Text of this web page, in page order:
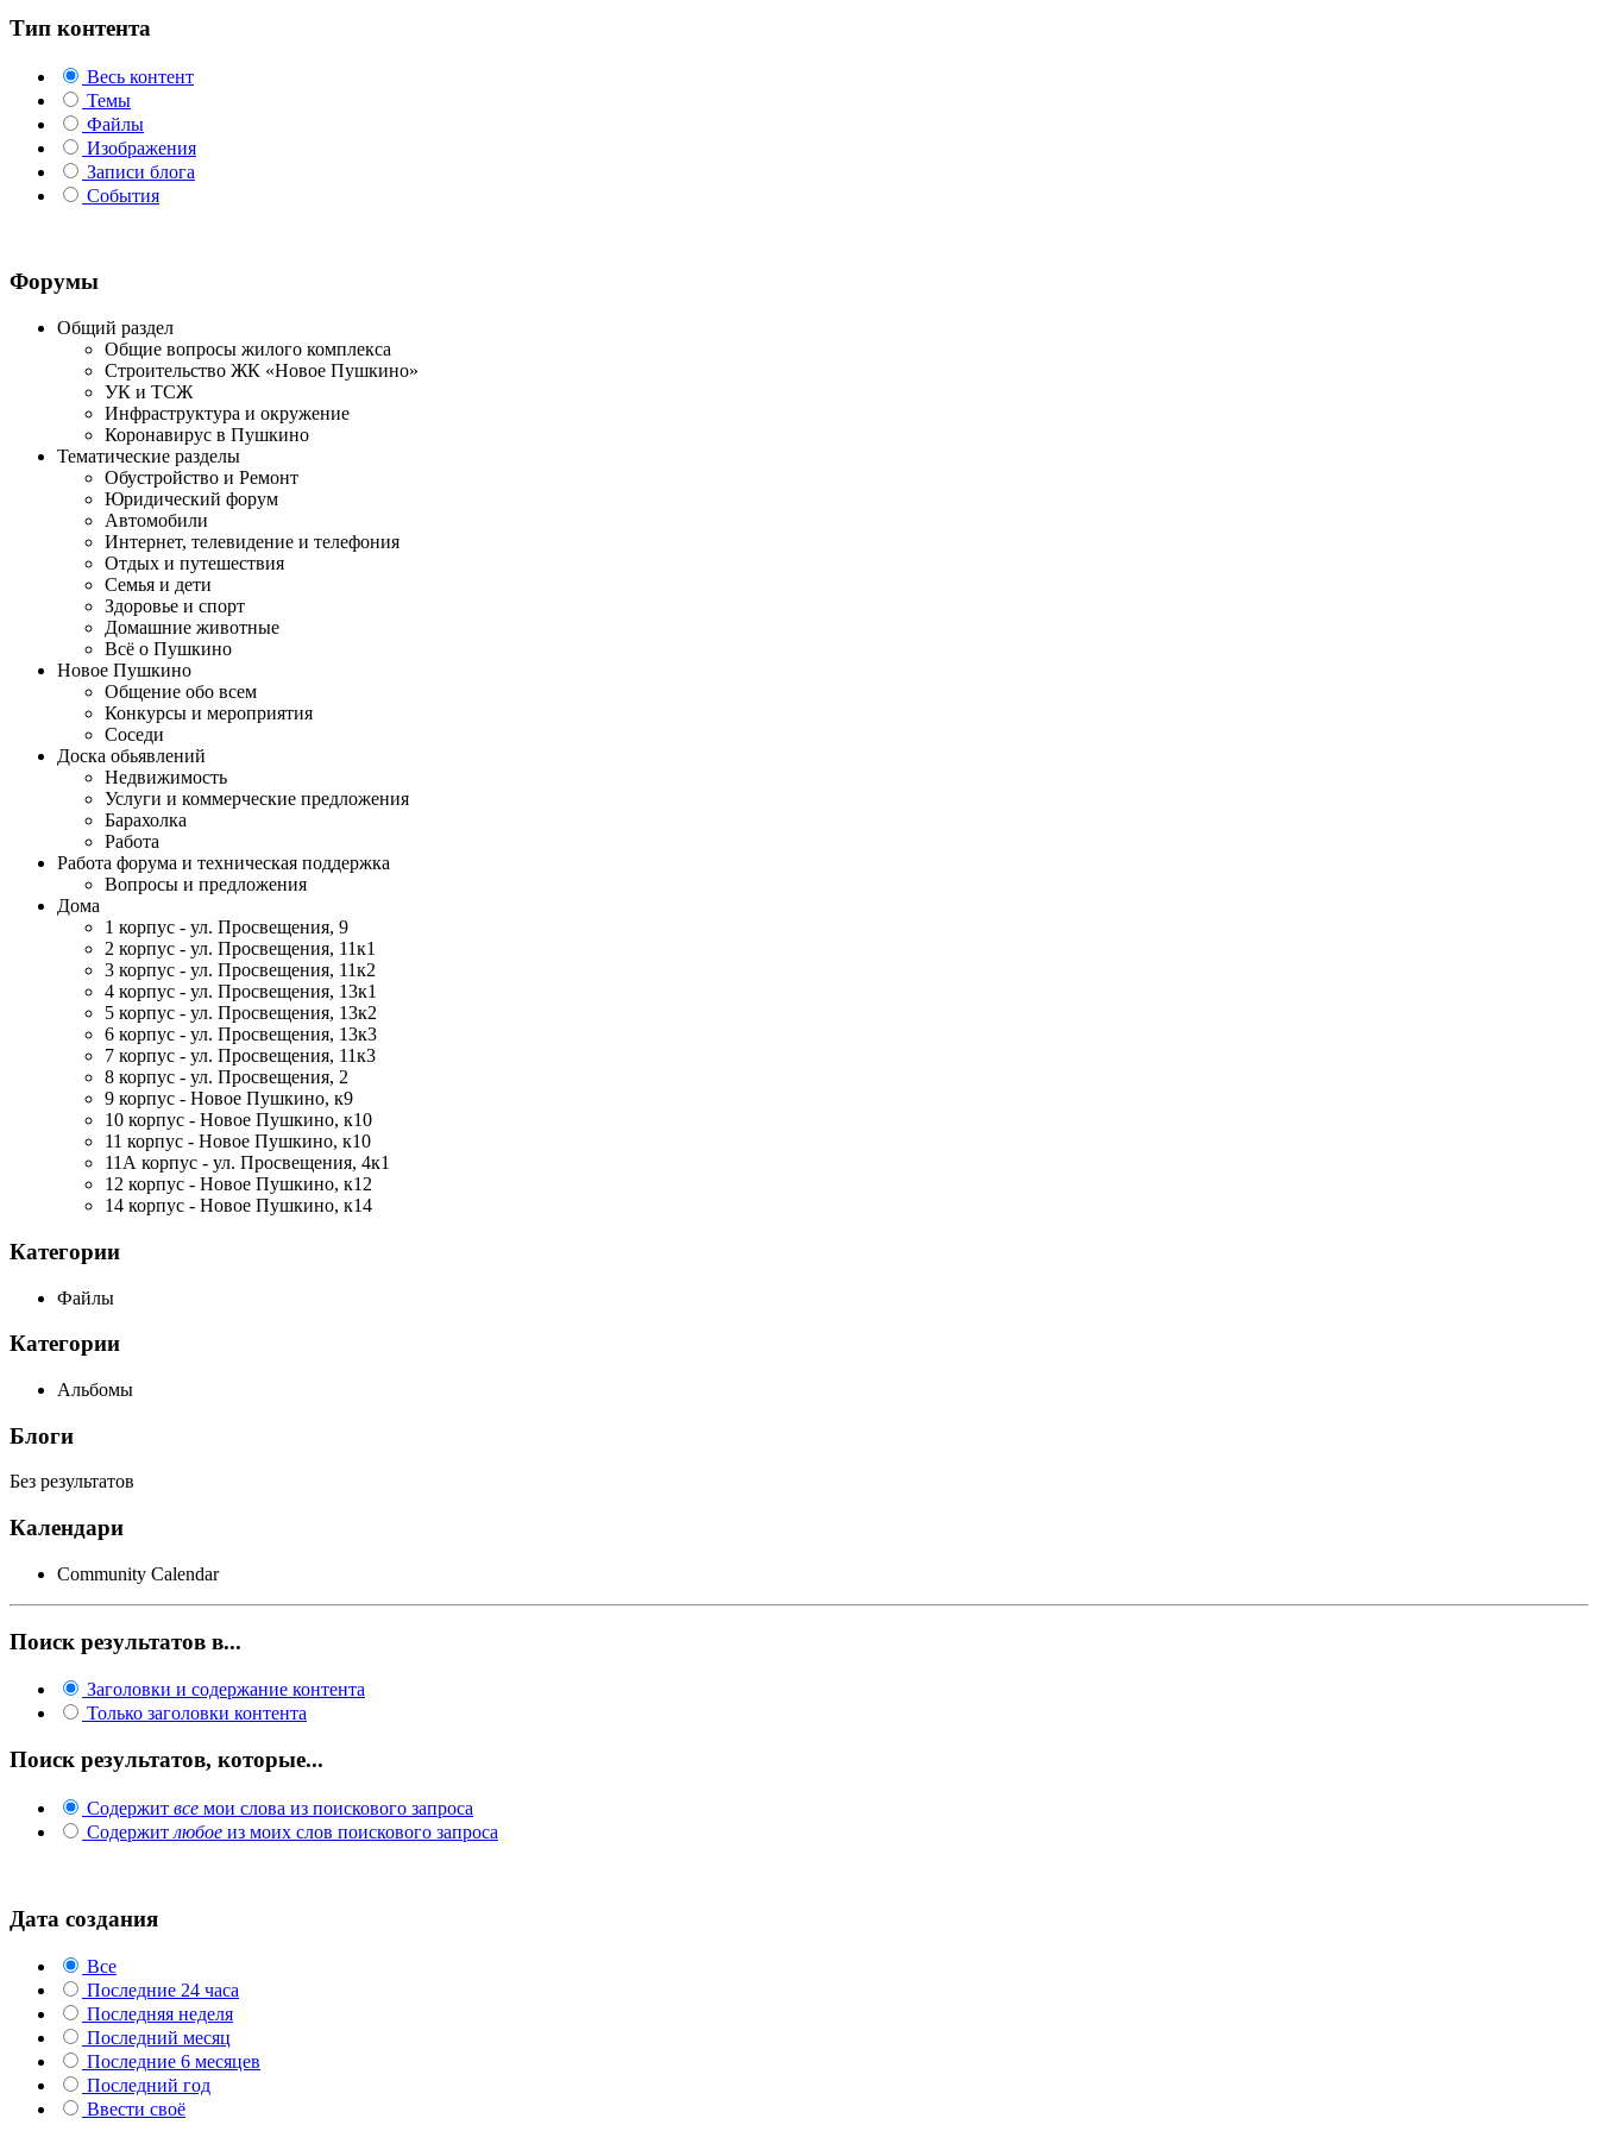
Тип контента
Весь контент
Темы
Файлы
Изображения
Записи блога
События
Форумы
Общий раздел
Общие вопросы жилого комплекса
Строительство ЖК «Новое Пушкино»
УК и ТСЖ
Инфраструктура и окружение
Коронавирус в Пушкино
Тематические разделы
Обустройство и Ремонт
Юридический форум
Автомобили
Интернет, телевидение и телефония
Отдых и путешествия
Семья и дети
Здоровье и спорт
Домашние животные
Всё о Пушкино
Новое Пушкино
Общение обо всем
Конкурсы и мероприятия
Соседи
Доска обьявлений
Недвижимость
Услуги и коммерческие предложения
Барахолка
Работа
Работа форума и техническая поддержка
Вопросы и предложения
Дома
1 корпус - ул. Просвещения, 9
2 корпус - ул. Просвещения, 11к1
3 корпус - ул. Просвещения, 11к2
4 корпус - ул. Просвещения, 13к1
5 корпус - ул. Просвещения, 13к2
6 корпус - ул. Просвещения, 13к3
7 корпус - ул. Просвещения, 11к3
8 корпус - ул. Просвещения, 2
9 корпус - Новое Пушкино, к9
10 корпус - Новое Пушкино, к10
11 корпус - Новое Пушкино, к10
11А корпус - ул. Просвещения, 4к1
12 корпус - Новое Пушкино, к12
14 корпус - Новое Пушкино, к14
Категории
Файлы
Категории
Альбомы
Блоги
Без результатов
Календари
Community Calendar
Поиск результатов в...
Заголовки и содержание контента
Только заголовки контента
Поиск результатов, которые...
Содержит все мои слова из поискового запроса
Содержит любое из моих слов поискового запроса
Дата создания
Все
Последние 24 часа
Последняя неделя
Последний месяц
Последние 6 месяцев
Последний год
Ввести своё